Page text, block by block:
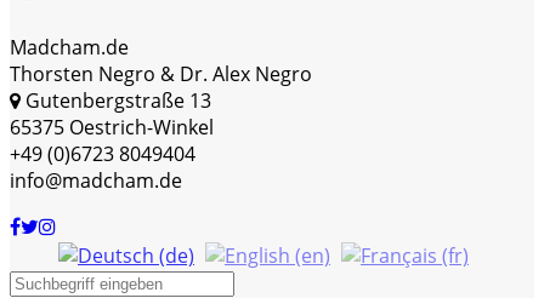
Madcham.de
Thorsten Negro & Dr. Alex Negro
Gutenbergstraße 13
65375 Oestrich-Winkel
+49 (0)6723 8049404
info@madcham.de